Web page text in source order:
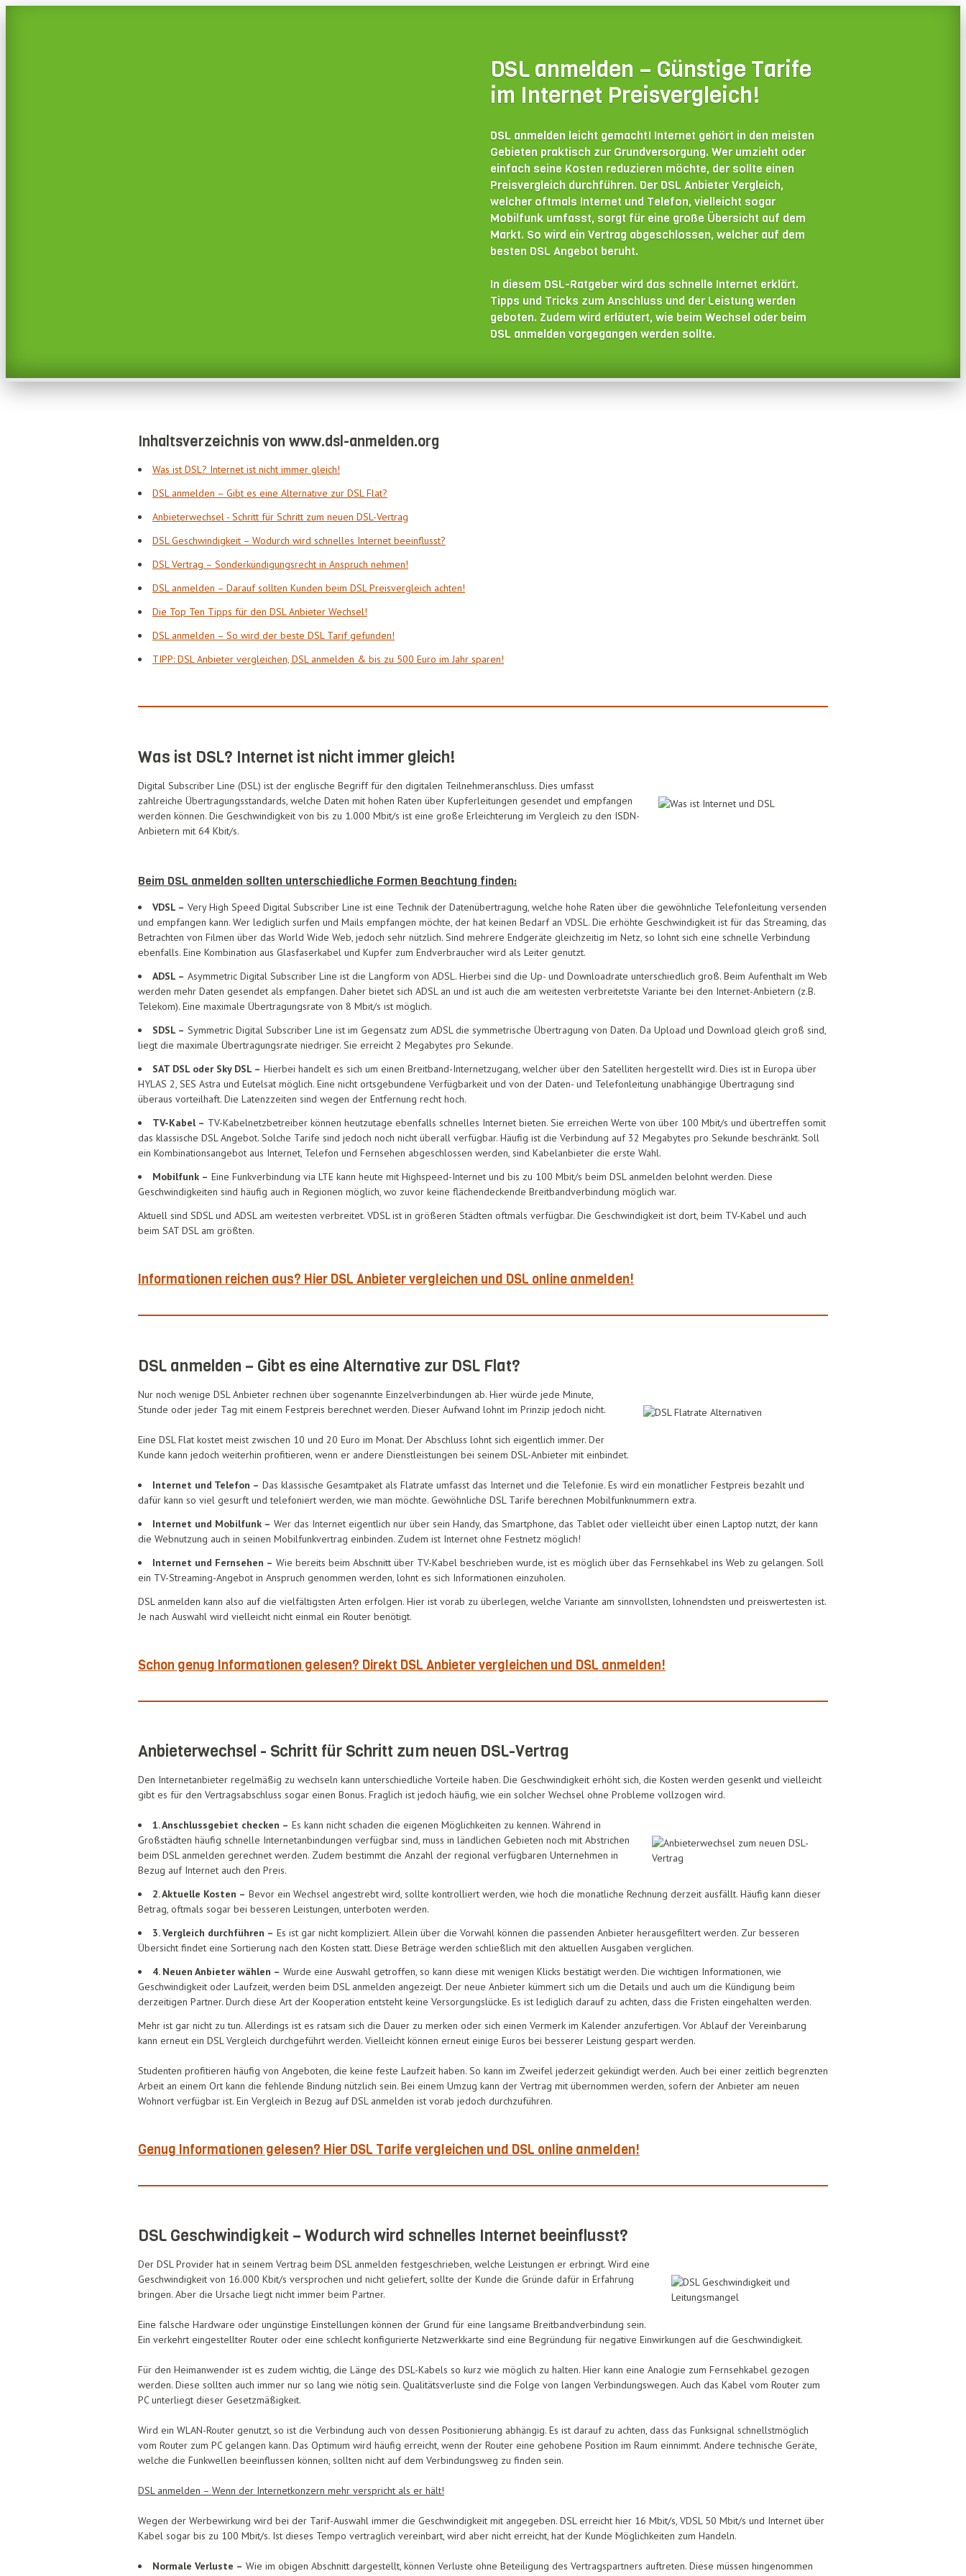
DSL anmelden – Günstige Tarife
im Internet Preisvergleich!
DSL anmelden leicht gemacht! Internet gehört in den meisten
Gebieten praktisch zur Grundversorgung. Wer umzieht oder
einfach seine Kosten reduzieren möchte, der sollte einen
Preisvergleich durchführen. Der DSL Anbieter Vergleich,
welcher oftmals Internet und Telefon, vielleicht sogar
Mobilfunk umfasst, sorgt für eine große Übersicht auf dem
Markt. So wird ein Vertrag abgeschlossen, welcher auf dem
besten DSL Angebot beruht.
In diesem DSL-Ratgeber wird das schnelle Internet erklärt.
Tipps und Tricks zum Anschluss und der Leistung werden
geboten. Zudem wird erläutert, wie beim Wechsel oder beim
DSL anmelden vorgegangen werden sollte.
Inhaltsverzeichnis von www.dsl-anmelden.org
Was ist DSL? Internet ist nicht immer gleich!
DSL anmelden – Gibt es eine Alternative zur DSL Flat?
Anbieterwechsel - Schritt für Schritt zum neuen DSL-Vertrag
DSL Geschwindigkeit – Wodurch wird schnelles Internet beeinflusst?
DSL Vertrag – Sonderkündigungsrecht in Anspruch nehmen!
DSL anmelden – Darauf sollten Kunden beim DSL Preisvergleich achten!
Die Top Ten Tipps für den DSL Anbieter Wechsel!
DSL anmelden – So wird der beste DSL Tarif gefunden!
TIPP: DSL Anbieter vergleichen, DSL anmelden & bis zu 500 Euro im Jahr sparen!
Was ist DSL? Internet ist nicht immer gleich!
Digital Subscriber Line (DSL) ist der englische Begriff für den digitalen Teilnehmeranschluss. Dies umfasst
zahlreiche Übertragungsstandards, welche Daten mit hohen Raten über Kupferleitungen gesendet und empfangen
werden können. Die Geschwindigkeit von bis zu 1.000 Mbit/s ist eine große Erleichterung im Vergleich zu den ISDN-
Anbietern mit 64 Kbit/s.
Beim DSL anmelden sollten unterschiedliche Formen Beachtung finden:
VDSL – Very High Speed Digital Subscriber Line ist eine Technik der Datenübertragung, welche hohe Raten über die gewöhnliche Telefonleitung versenden
und empfangen kann. Wer lediglich surfen und Mails empfangen möchte, der hat keinen Bedarf an VDSL. Die erhöhte Geschwindigkeit ist für das Streaming, das
Betrachten von Filmen über das World Wide Web, jedoch sehr nützlich. Sind mehrere Endgeräte gleichzeitig im Netz, so lohnt sich eine schnelle Verbindung
ebenfalls. Eine Kombination aus Glasfaserkabel und Kupfer zum Endverbraucher wird als Leiter genutzt.
ADSL – Asymmetric Digital Subscriber Line ist die Langform von ADSL. Hierbei sind die Up- und Downloadrate unterschiedlich groß. Beim Aufenthalt im Web
werden mehr Daten gesendet als empfangen. Daher bietet sich ADSL an und ist auch die am weitesten verbreitetste Variante bei den Internet-Anbietern (z.B.
Telekom). Eine maximale Übertragungsrate von 8 Mbit/s ist möglich.
SDSL – Symmetric Digital Subscriber Line ist im Gegensatz zum ADSL die symmetrische Übertragung von Daten. Da Upload und Download gleich groß sind,
liegt die maximale Übertragungsrate niedriger. Sie erreicht 2 Megabytes pro Sekunde.
SAT DSL oder Sky DSL – Hierbei handelt es sich um einen Breitband-Internetzugang, welcher über den Satelliten hergestellt wird. Dies ist in Europa über
HYLAS 2, SES Astra und Eutelsat möglich. Eine nicht ortsgebundene Verfügbarkeit und von der Daten- und Telefonleitung unabhängige Übertragung sind
überaus vorteilhaft. Die Latenzzeiten sind wegen der Entfernung recht hoch.
TV-Kabel – TV-Kabelnetzbetreiber können heutzutage ebenfalls schnelles Internet bieten. Sie erreichen Werte von über 100 Mbit/s und übertreffen somit
das klassische DSL Angebot. Solche Tarife sind jedoch noch nicht überall verfügbar. Häufig ist die Verbindung auf 32 Megabytes pro Sekunde beschränkt. Soll
ein Kombinationsangebot aus Internet, Telefon und Fernsehen abgeschlossen werden, sind Kabelanbieter die erste Wahl.
Mobilfunk – Eine Funkverbindung via LTE kann heute mit Highspeed-Internet und bis zu 100 Mbit/s beim DSL anmelden belohnt werden. Diese
Geschwindigkeiten sind häufig auch in Regionen möglich, wo zuvor keine flächendeckende Breitbandverbindung möglich war.
Aktuell sind SDSL und ADSL am weitesten verbreitet. VDSL ist in größeren Städten oftmals verfügbar. Die Geschwindigkeit ist dort, beim TV-Kabel und auch
beim SAT DSL am größten.
Informationen reichen aus? Hier DSL Anbieter vergleichen und DSL online anmelden!
DSL anmelden – Gibt es eine Alternative zur DSL Flat?
Nur noch wenige DSL Anbieter rechnen über sogenannte Einzelverbindungen ab. Hier würde jede Minute,
Stunde oder jeder Tag mit einem Festpreis berechnet werden. Dieser Aufwand lohnt im Prinzip jedoch nicht.
Eine DSL Flat kostet meist zwischen 10 und 20 Euro im Monat. Der Abschluss lohnt sich eigentlich immer. Der
Kunde kann jedoch weiterhin profitieren, wenn er andere Dienstleistungen bei seinem DSL-Anbieter mit einbindet.
Internet und Telefon – Das klassische Gesamtpaket als Flatrate umfasst das Internet und die Telefonie. Es wird ein monatlicher Festpreis bezahlt und
dafür kann so viel gesurft und telefoniert werden, wie man möchte. Gewöhnliche DSL Tarife berechnen Mobilfunknummern extra.
Internet und Mobilfunk – Wer das Internet eigentlich nur über sein Handy, das Smartphone, das Tablet oder vielleicht über einen Laptop nutzt, der kann
die Webnutzung auch in seinen Mobilfunkvertrag einbinden. Zudem ist Internet ohne Festnetz möglich!
Internet und Fernsehen – Wie bereits beim Abschnitt über TV-Kabel beschrieben wurde, ist es möglich über das Fernsehkabel ins Web zu gelangen. Soll
ein TV-Streaming-Angebot in Anspruch genommen werden, lohnt es sich Informationen einzuholen.
DSL anmelden kann also auf die vielfältigsten Arten erfolgen. Hier ist vorab zu überlegen, welche Variante am sinnvollsten, lohnendsten und preiswertesten ist.
Je nach Auswahl wird vielleicht nicht einmal ein Router benötigt.
Schon genug Informationen gelesen? Direkt DSL Anbieter vergleichen und DSL anmelden!
Anbieterwechsel - Schritt für Schritt zum neuen DSL-Vertrag
Den Internetanbieter regelmäßig zu wechseln kann unterschiedliche Vorteile haben. Die Geschwindigkeit erhöht sich, die Kosten werden gesenkt und vielleicht
gibt es für den Vertragsabschluss sogar einen Bonus. Fraglich ist jedoch häufig, wie ein solcher Wechsel ohne Probleme vollzogen wird.
1. Anschlussgebiet checken – Es kann nicht schaden die eigenen Möglichkeiten zu kennen. Während in
Großstädten häufig schnelle Internetanbindungen verfügbar sind, muss in ländlichen Gebieten noch mit Abstrichen
beim DSL anmelden gerechnet werden. Zudem bestimmt die Anzahl der regional verfügbaren Unternehmen in
Bezug auf Internet auch den Preis.
2. Aktuelle Kosten – Bevor ein Wechsel angestrebt wird, sollte kontrolliert werden, wie hoch die monatliche Rechnung derzeit ausfällt. Häufig kann dieser
Betrag, oftmals sogar bei besseren Leistungen, unterboten werden.
3. Vergleich durchführen – Es ist gar nicht kompliziert. Allein über die Vorwahl können die passenden Anbieter herausgefiltert werden. Zur besseren
Übersicht findet eine Sortierung nach den Kosten statt. Diese Beträge werden schließlich mit den aktuellen Ausgaben verglichen.
4. Neuen Anbieter wählen – Wurde eine Auswahl getroffen, so kann diese mit wenigen Klicks bestätigt werden. Die wichtigen Informationen, wie
Geschwindigkeit oder Laufzeit, werden beim DSL anmelden angezeigt. Der neue Anbieter kümmert sich um die Details und auch um die Kündigung beim
derzeitigen Partner. Durch diese Art der Kooperation entsteht keine Versorgungslücke. Es ist lediglich darauf zu achten, dass die Fristen eingehalten werden.
Mehr ist gar nicht zu tun. Allerdings ist es ratsam sich die Dauer zu merken oder sich einen Vermerk im Kalender anzufertigen. Vor Ablauf der Vereinbarung
kann erneut ein DSL Vergleich durchgeführt werden. Vielleicht können erneut einige Euros bei besserer Leistung gespart werden.
Studenten profitieren häufig von Angeboten, die keine feste Laufzeit haben. So kann im Zweifel jederzeit gekündigt werden. Auch bei einer zeitlich begrenzten
Arbeit an einem Ort kann die fehlende Bindung nützlich sein. Bei einem Umzug kann der Vertrag mit übernommen werden, sofern der Anbieter am neuen
Wohnort verfügbar ist. Ein Vergleich in Bezug auf DSL anmelden ist vorab jedoch durchzuführen.
Genug Informationen gelesen? Hier DSL Tarife vergleichen und DSL online anmelden!
DSL Geschwindigkeit – Wodurch wird schnelles Internet beeinflusst?
Der DSL Provider hat in seinem Vertrag beim DSL anmelden festgeschrieben, welche Leistungen er erbringt. Wird eine
Geschwindigkeit von 16.000 Kbit/s versprochen und nicht geliefert, sollte der Kunde die Gründe dafür in Erfahrung
bringen. Aber die Ursache liegt nicht immer beim Partner.
Eine falsche Hardware oder ungünstige Einstellungen können der Grund für eine langsame Breitbandverbindung sein.
Ein verkehrt eingestellter Router oder eine schlecht konfigurierte Netzwerkkarte sind eine Begründung für negative Einwirkungen auf die Geschwindigkeit.
Für den Heimanwender ist es zudem wichtig, die Länge des DSL-Kabels so kurz wie möglich zu halten. Hier kann eine Analogie zum Fernsehkabel gezogen
werden. Diese sollten auch immer nur so lang wie nötig sein. Qualitätsverluste sind die Folge von langen Verbindungswegen. Auch das Kabel vom Router zum
PC unterliegt dieser Gesetzmäßigkeit.
Wird ein WLAN-Router genutzt, so ist die Verbindung auch von dessen Positionierung abhängig. Es ist darauf zu achten, dass das Funksignal schnellstmöglich
vom Router zum PC gelangen kann. Das Optimum wird häufig erreicht, wenn der Router eine gehobene Position im Raum einnimmt. Andere technische Geräte,
welche die Funkwellen beeinflussen können, sollten nicht auf dem Verbindungsweg zu finden sein.
DSL anmelden – Wenn der Internetkonzern mehr verspricht als er hält!
Wegen der Werbewirkung wird bei der Tarif-Auswahl immer die Geschwindigkeit mit angegeben. DSL erreicht hier 16 Mbit/s, VDSL 50 Mbit/s und Internet über
Kabel sogar bis zu 100 Mbit/s. Ist dieses Tempo vertraglich vereinbart, wird aber nicht erreicht, hat der Kunde Möglichkeiten zum Handeln.
Normale Verluste – Wie im obigen Abschnitt dargestellt, können Verluste ohne Beteiligung des Vertragspartners auftreten. Diese müssen hingenommen